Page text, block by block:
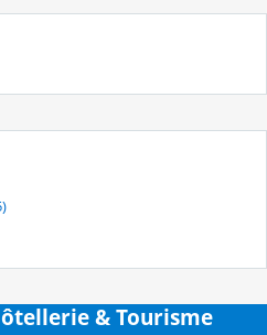
& Tourisme